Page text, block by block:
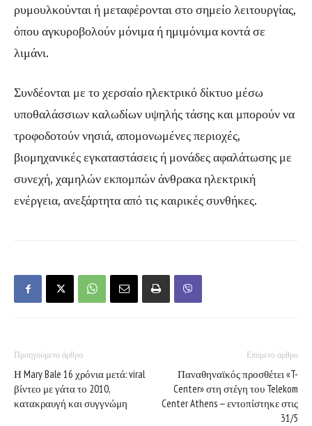
ρυμουλκούνται ή μεταφέρονται στο σημείο λειτουργίας,
όπου αγκυροβολούν μόνιμα ή ημιμόνιμα κοντά σε
λιμάνι.
Συνδέονται με το χερσαίο ηλεκτρικό δίκτυο μέσω
υποθαλάσσιων καλωδίων υψηλής τάσης και μπορούν να
τροφοδοτούν νησιά, απομονωμένες περιοχές,
βιομηχανικές εγκαταστάσεις ή μονάδες αφαλάτωσης με
συνεχή, χαμηλών εκπομπών άνθρακα ηλεκτρική
ενέργεια, ανεξάρτητα από τις καιρικές συνθήκες.
Προηγούμενο άρθρο
Η Mary Bale 16 χρόνια μετά: viral
βίντεο με γάτα το 2010,
κατακραυγή και συγγνώμη
Επόμενο άρθρο
Παναθηναϊκός προσθέτει «T-
Center» στη στέγη του Telekom
Center Athens — εντοπίστηκε στις
31/5